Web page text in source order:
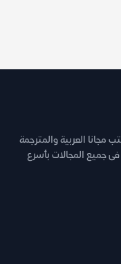
مجانا العربية والمترجمة
والروايات والقصص وغيرها من كتب مجانية pdf فى جميع المجالات بأسرع